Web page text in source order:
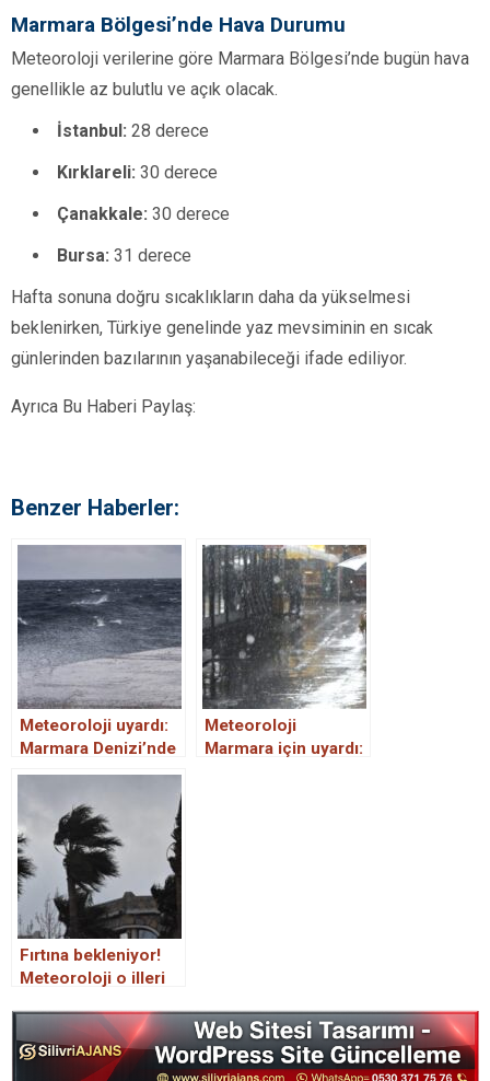
Marmara Bölgesi’nde Hava Durumu
Meteoroloji verilerine göre Marmara Bölgesi’nde bugün hava
genellikle az bulutlu ve açık olacak.
İstanbul: 28 derece
Kırklareli: 30 derece
Çanakkale: 30 derece
Bursa: 31 derece
Hafta sonuna doğru sıcaklıkların daha da yükselmesi
beklenirken, Türkiye genelinde yaz mevsiminin en sıcak
günlerinden bazılarının yaşanabileceği ifade ediliyor.
Ayrıca Bu Haberi Paylaş:
Benzer Haberler:
Meteoroloji uyardı:
Marmara Denizi’nde
kuvvetli fırtına
Meteoroloji
Marmara için uyardı:
Fırtına bekleniyor!
Meteoroloji o illeri